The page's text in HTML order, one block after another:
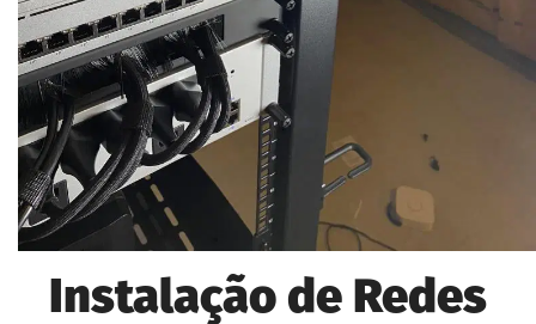
Instalação de Redes